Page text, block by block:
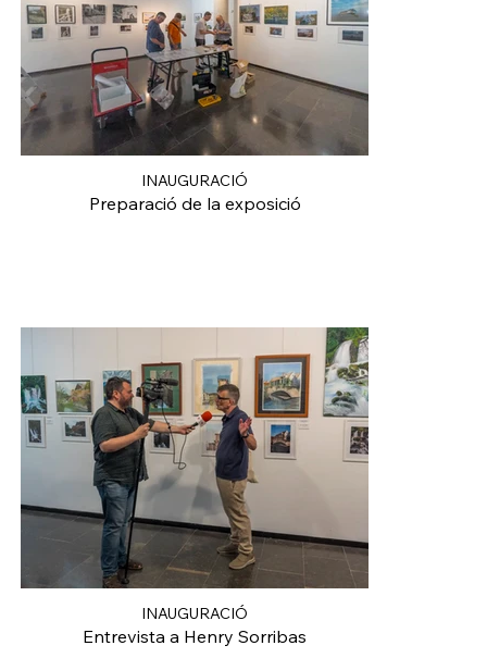
INAUGURACIÓ
Preparació de la exposició
INAUGURACIÓ
Entrevista a Henry Sorribas